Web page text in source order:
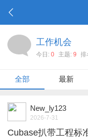
工作机会
今日: 0 主题: 9 排
全部 最新
New_ly123
2026-7-31
Cubase扒带工程标